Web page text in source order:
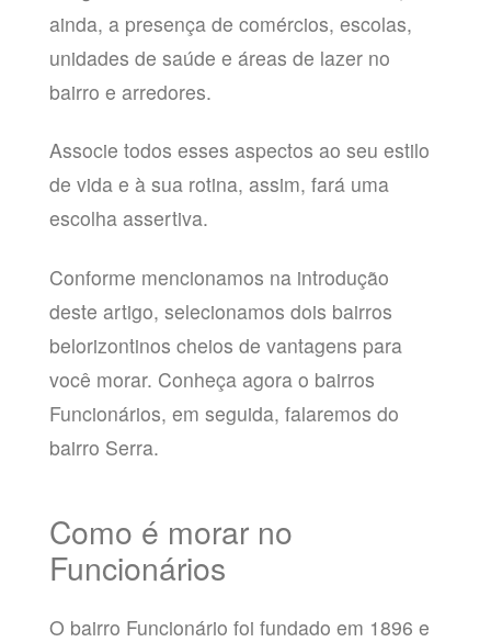
ainda, a presença de comércios, escolas,
unidades de saúde e áreas de lazer no
bairro e arredores.
Associe todos esses aspectos ao seu estilo
de vida e à sua rotina, assim, fará uma
escolha assertiva.
Conforme mencionamos na introdução
deste artigo, selecionamos dois bairros
belorizontinos cheios de vantagens para
você morar. Conheça agora o bairros
Funcionários, em seguida, falaremos do
bairro Serra.
Como é morar no
Funcionários
O bairro Funcionário foi fundado em 1896 e